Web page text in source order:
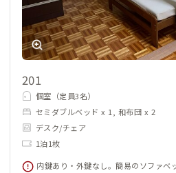
201
個室（定員3名）
セミダブルベッド x 1, 和布団 x 2
デスク/チェア
1泊1枚
内鍵あり・外鍵なし。簡易のソファベ